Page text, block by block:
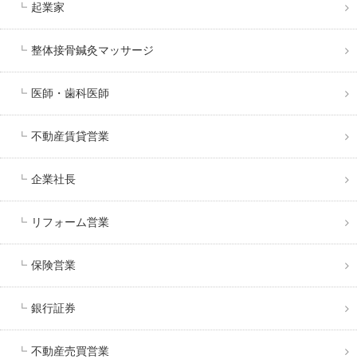
起業家
整体接骨鍼灸マッサージ
医師・歯科医師
不動産賃貸営業
企業社長
リフォーム営業
保険営業
銀行証券
不動産売買営業